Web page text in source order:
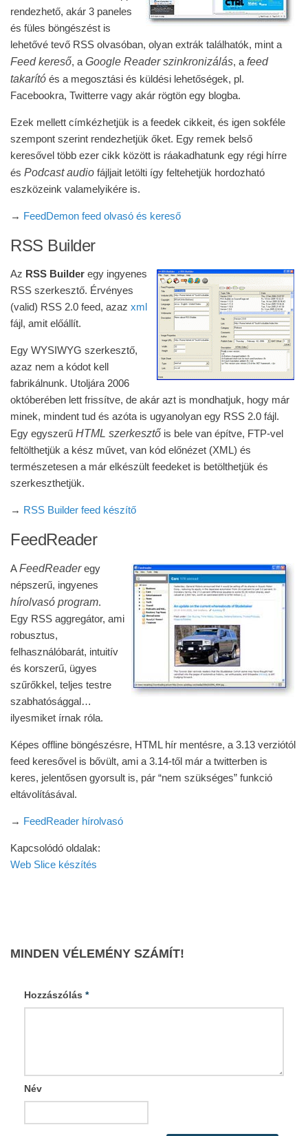
rendezhető, akár 3 paneles
és füles böngészést is
lehetővé tevő RSS olvasóban, olyan extrák találhatók, mint a
Feed kereső, a Google Reader szinkronizálás, a feed
takarító és a megosztási és küldési lehetőségek, pl.
Facebookra, Twitterre vagy akár rögtön egy blogba.
Ezek mellett címkézhetjük is a feedek cikkeit, és igen sokféle
szempont szerint rendezhetjük őket. Egy remek belső
keresővel több ezer cikk között is ráakadhatunk egy régi hírre
és Podcast audio fájljait letölti így feltehetjük hordozható
eszközeink valamelyikére is.
→ FeedDemon feed olvasó és kereső
RSS Builder
Az RSS Builder egy ingyenes
RSS szerkesztő. Érvényes
(valid) RSS 2.0 feed, azaz xml
fájl, amit előállít.
Egy WYSIWYG szerkesztő,
azaz nem a kódot kell
fabrikálnunk. Utoljára 2006
októberében lett frissítve, de akár azt is mondhatjuk, hogy már
minek, mindent tud és azóta is ugyanolyan egy RSS 2.0 fájl.
Egy egyszerű HTML szerkesztő is bele van építve, FTP-vel
feltölthetjük a kész művet, van kód előnézet (XML) és
természetesen a már elkészült feedeket is betölthetjük és
szerkeszthetjük.
→ RSS Builder feed készítő
FeedReader
AFeedReaderegy
népszerű, ingyenes
hírolvasó program.
Egy RSS aggregátor, ami
robusztus,
felhasználóbarát, intuitív
és korszerű, ügyes
szűrőkkel, teljes testre
szabhatósággal…
ilyesmiket írnak róla.
Képes offline böngészésre, HTML hír mentésre, a 3.13 verziótól
feed keresővel is bővült, ami a 3.14-től már a twitterben is
keres, jelentősen gyorsult is, pár “nem szükséges” funkció
eltávolításával.
→ FeedReader hírolvasó
Kapcsolódó oldalak:
Web Slice készítés
MINDEN VÉLEMÉNY SZÁMÍT!
Hozzászólás *
Név